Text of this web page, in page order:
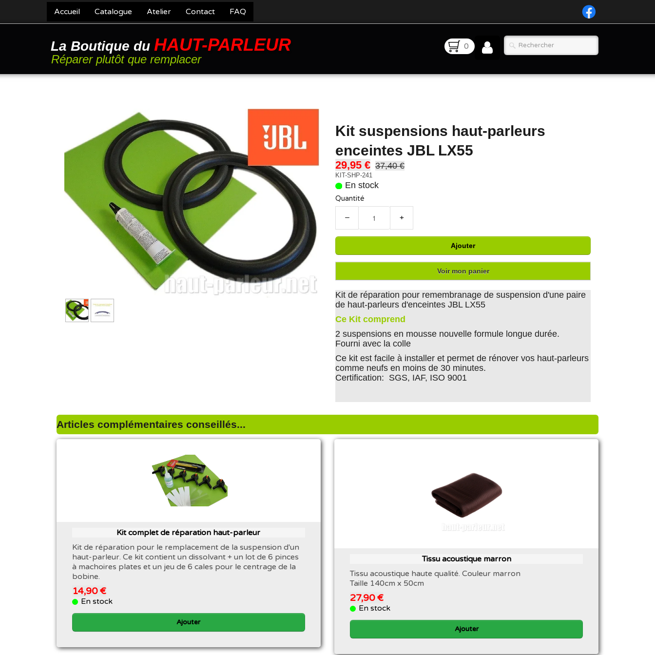
Accueil Catalogue Atelier Contact FAQ
La Boutique du HAUT-PARLEUR
Réparer plutôt que remplacer
0
Kit suspensions haut-parleurs
enceintes JBL LX55
29,95 € 37,40 €
KIT-SHP-241
En stock
Quantité
− +
Ajouter
Voir mon panier
Kit de réparation pour remembranage de suspension d'une paire
de haut-parleurs d'enceintes JBL LX55
Ce Kit comprend
2 suspensions en mousse nouvelle formule longue durée.
Fourni avec la colle
Ce kit est facile à installer et permet de rénover vos haut-parleurs
comme neufs en moins de 30 minutes.
Certification: SGS, IAF, ISO 9001
Articles complémentaires conseillés...
Kit complet de réparation haut-parleur
Kit de réparation pour le remplacement de la suspension d'un
haut-parleur. Ce kit contient un dissolvant + un lot de 6 pinces
à machoires plates et un jeu de 6 cales pour le centrage de la
bobine.
14,90 €
En stock
Ajouter
Tissu acoustique marron
Tissu acoustique haute qualité. Couleur marron
Taille 140cm x 50cm
27,90 €
En stock
Ajouter